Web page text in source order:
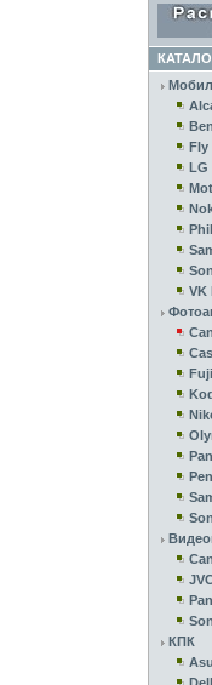
Fly
LG
VK
Fuji
КПК